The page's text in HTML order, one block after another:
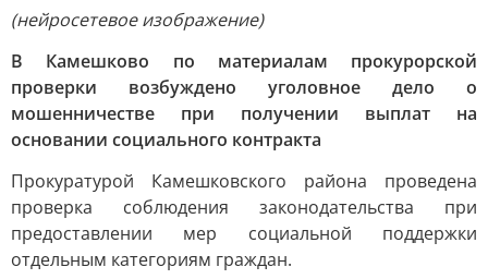
(нейросетевое изображение)
В Камешково по материалам прокурорской
проверки возбуждено уголовное дело о
мошенничестве при получении выплат на
основании социального контракта
Прокуратурой Камешковского района проведена
проверка соблюдения законодательства при
предоставлении мер социальной поддержки
отдельным категориям граждан.